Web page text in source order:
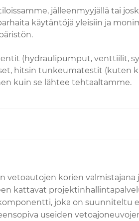
jälleenmyyjällä tai
käytäntöjä yleisiin ja
(hydraulipumput, venttiilit,
hitsin tunkeumatestit (kuten
kuin se lähtee tehtaaltamme.
vetoautojen korien valmistajana
kattavat
joka on suunniteltu
useiden